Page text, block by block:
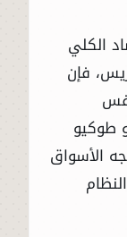
الكلي
فإن
طوكيو
الأسواق